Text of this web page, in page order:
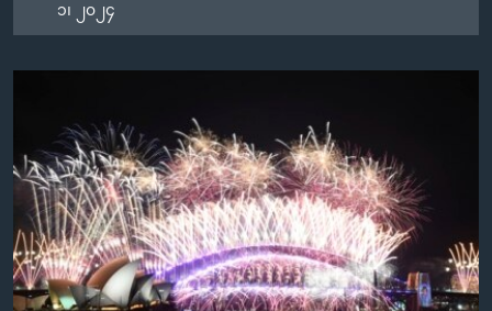
၁၊ ၂၀၂၄